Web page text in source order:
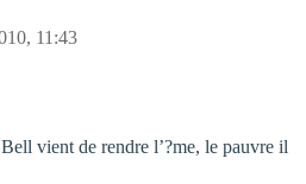
11:43
vient de rendre l’?me, le pauvre il